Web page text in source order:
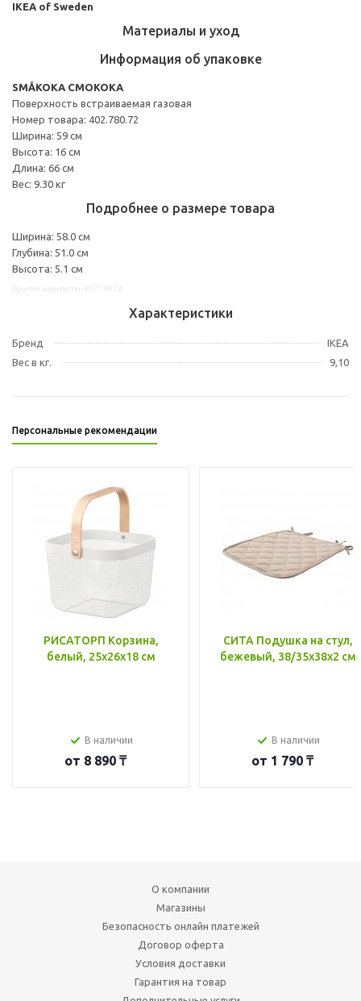
IKEA of Sweden
Материалы и уход
Информация об упаковке
SMÅKOKA СМОКОКА
Поверхность встраиваемая газовая
Номер товара: 402.780.72
Ширина: 59 см
Высота: 16 см
Длина: 66 см
Вес: 9.30 кг
Подробнее о размере товара
Ширина: 58.0 см
Глубина: 51.0 см
Высота: 5.1 см
Характеристики
Бренд
IKEA
Вес в кг.
9,10
Персональные рекомендации
РИСАТОРП Корзина,
белый, 25x26x18 см
В наличии
от 8 890 ₸
СИТА Подушка на стул,
бежевый, 38/35x38x2 см
В наличии
от 1 790 ₸
О компании
Магазины
Безопасность онлайн платежей
Договор оферта
Условия доставки
Гарантия на товар